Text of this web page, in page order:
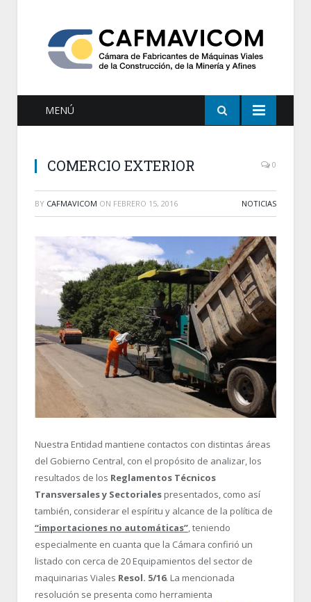
MENÚ
COMERCIO EXTERIOR 0
BY CAFMAVICOM ON FEBRERO 15, 2016 NOTICIAS
Nuestra Entidad mantiene contactos con distintas áreas
del Gobierno Central, con el propósito de analizar, los
resultados de los Reglamentos Técnicos
Transversales y Sectoriales presentados, como así
también, considerar el espíritu y alcance de la política de
“importaciones no automáticas”, teniendo
especialmente en cuanta que la Cámara confirió un
listado con cerca de 20 Equipamientos del sector de
maquinarias Viales Resol. 5/16. La mencionada
resolución se presenta como herramienta